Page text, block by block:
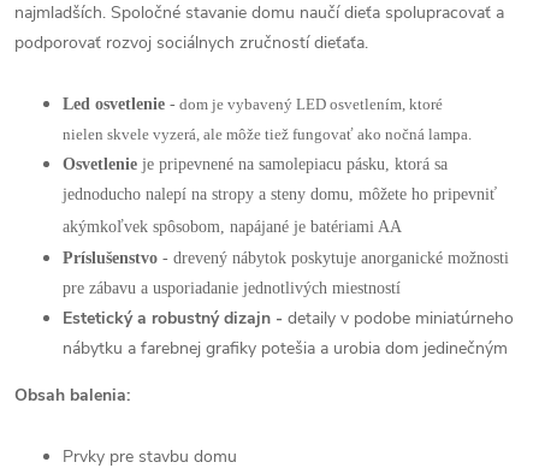
najmladších. Spoločné stavanie domu naučí dieťa spolupracovať a
podporovať rozvoj sociálnych zručností dieťaťa.
Led osvetlenie - dom je vybavený LED osvetlením, ktoré
nielen skvele vyzerá, ale môže tiež fungovať ako nočná lampa.
Osvetlenie je pripevnené na samolepiacu pásku, ktorá sa
jednoducho nalepí na stropy a steny domu, môžete ho pripevniť
akýmkoľvek spôsobom, napájané je batériami AA
Príslušenstvo - drevený nábytok poskytuje anorganické možnosti
pre zábavu a usporiadanie jednotlivých miestností
Estetický a robustný dizajn - detaily v podobe miniatúrneho
nábytku a farebnej grafiky potešia a urobia dom jedinečným
Obsah balenia:
Prvky pre stavbu domu